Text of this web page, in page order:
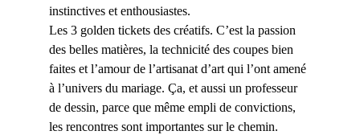
instinctives et enthousiastes.
Les 3 golden tickets des créatifs. C’est la passion
des belles matières, la technicité des coupes bien
faites et l’amour de l’artisanat d’art qui l’ont amené
à l’univers du mariage. Ça, et aussi un professeur
de dessin, parce que même empli de convictions,
les rencontres sont importantes sur le chemin.